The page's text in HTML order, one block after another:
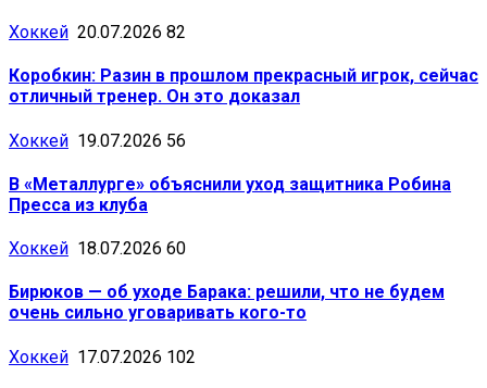
Хоккей 20.07.2026 82
Коробкин: Разин в прошлом прекрасный игрок, сейчас
отличный тренер. Он это доказал
Хоккей 19.07.2026 56
В «Металлурге» объяснили уход защитника Робина
Пресса из клуба
Хоккей 18.07.2026 60
Бирюков — об уходе Барака: решили, что не будем
очень сильно уговаривать кого-то
Хоккей 17.07.2026 102